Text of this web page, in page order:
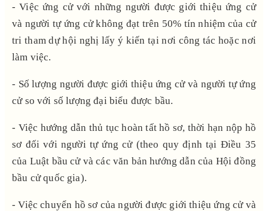
- Việc ứng cử với những người được giới thiệu ứng cử
và người tự ứng cử không đạt trên 50% tín nhiệm của cử
tri tham dự hội nghị lấy ý kiến tại nơi công tác hoặc nơi
làm việc.
- Số lượng người được giới thiệu ứng cử và người tự ứng
cử so với số lượng đại biểu được bầu.
- Việc hướng dẫn thủ tục hoàn tất hồ sơ, thời hạn nộp hồ
sơ đối với người tự ứng cử(theo quy định tại Điều 35
của Luật bầu cử và các văn bản hướng dẫn của Hội đồng
bầu cử quốc gia).
- Việc chuyển hồ sơ của người được giới thiệu ứng cử và